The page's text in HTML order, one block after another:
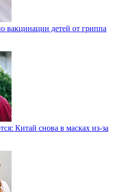
вакцинации детей от гриппа
Китай снова в масках из-за